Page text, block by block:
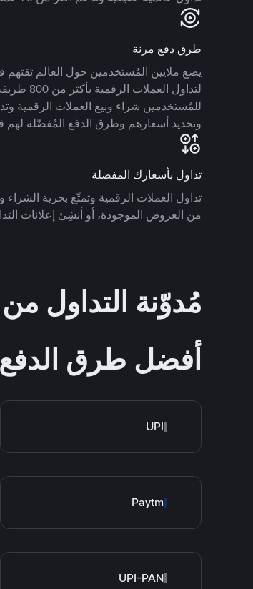
طرق دفع مرنة
للمُستخدمين شراء وبيع العملات الرقمية
وتحديد أسعارهم وطرق الدفع المُفضّلة
تداول بأسعارك المفضلة
تداول العملات الرقمية وتمتّع بحرية الشراء
من العروض الموجودة، أو أنشِئ إعلانات
مُدوّنة
أفضل طرق الدفع
UPI
Paytm
UPI-PAN